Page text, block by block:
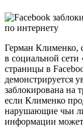
Герман Клименко,
в социальной
страницы в
демонстрируется
заблокирована на
если Клименко
нарушающие чьи
информации может